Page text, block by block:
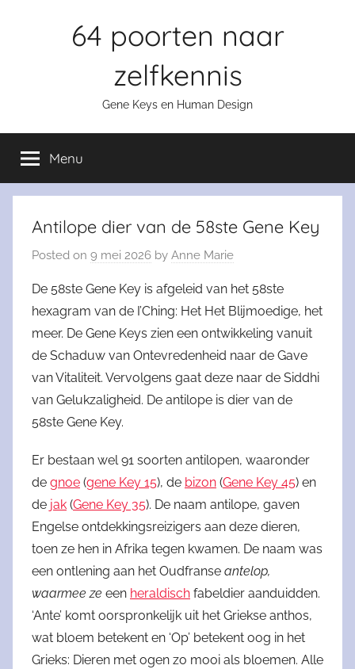
64 poorten naar
zelfkennis
Gene Keys en Human Design
Menu
Antilope dier van de 58ste Gene Key
Posted on 9 mei 2026 by Anne Marie
De 58ste Gene Key is afgeleid van het 58ste
hexagram van de I’Ching: Het Het Blijmoedige, het
meer. De Gene Keys zien een ontwikkeling vanuit
de Schaduw van Ontevredenheid naar de Gave
van Vitaliteit. Vervolgens gaat deze naar de Siddhi
van Gelukzaligheid. De antilope is dier van de
58ste Gene Key.
Er bestaan wel 91 soorten antilopen, waaronder
de gnoe (gene Key 15), de bizon (Gene Key 45) en
de jak (Gene Key 35). De naam antilope, gaven
Engelse ontdekkingsreizigers aan deze dieren,
toen ze hen in Afrika tegen kwamen. De naam was
een ontlening aan het Oudfranse antelop,
waarmee ze een heraldisch fabeldier aanduidden.
‘Ante’ komt oorspronkelijk uit het Griekse anthos,
wat bloem betekent en ‘Op’ betekent oog in het
Grieks: Dieren met ogen zo mooi als bloemen. Alle